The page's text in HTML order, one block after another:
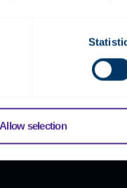
Allow selection